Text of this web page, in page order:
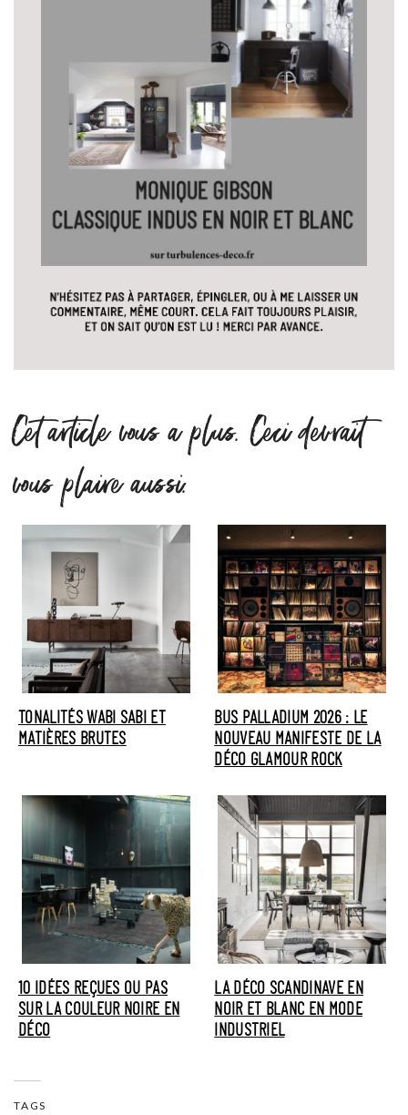
Cet article vous a plus. Ceci devrait
vous plaire aussi.
TONALITÉS WABI SABI ET
MATIÈRES BRUTES
BUS PALLADIUM 2026 : LE
NOUVEAU MANIFESTE DE LA
DÉCO GLAMOUR ROCK
10 IDÉES REÇUES OU PAS
SUR LA COULEUR NOIRE EN
DÉCO
LA DÉCO SCANDINAVE EN
NOIR ET BLANC EN MODE
INDUSTRIEL
TAGS